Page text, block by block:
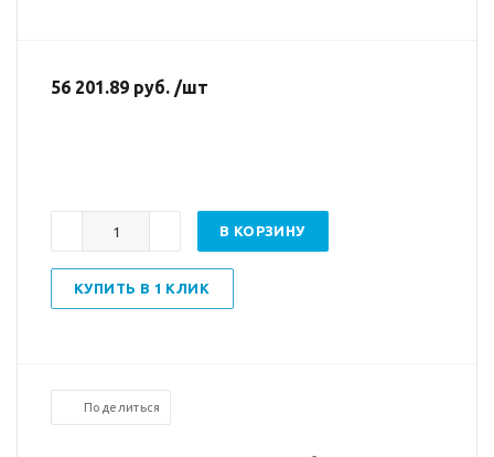
56 201.89 руб. /шт
В КОРЗИНУ
КУПИТЬ В 1 КЛИК
Поделиться